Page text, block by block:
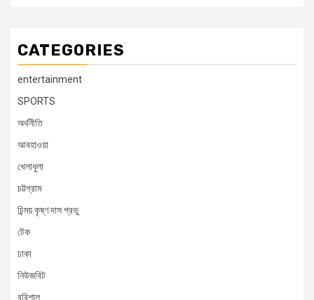
CATEGORIES
entertainment
SPORTS
অর্থনীতি
আবহাওয়া
খেলাধুলা
চট্টগ্রাম
চিন্ময় কৃষ্ণ দাস প্রভু
টেক
ঢাকা
নিউজবিট
বরিশাল